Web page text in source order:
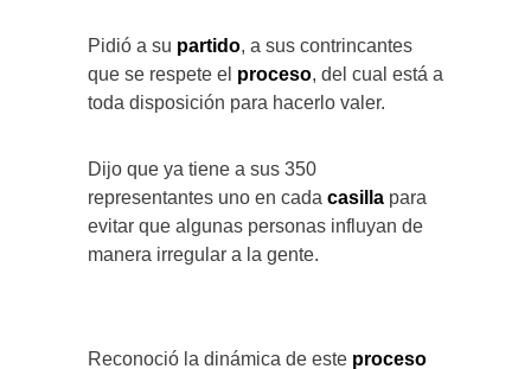
Pidió a su partido, a sus contrincantes
que se respete el proceso, del cual está a
toda disposición para hacerlo valer.
Dijo que ya tiene a sus 350
representantes uno en cada casilla para
evitar que algunas personas influyan de
manera irregular a la gente.
Reconoció la dinámica de este proceso